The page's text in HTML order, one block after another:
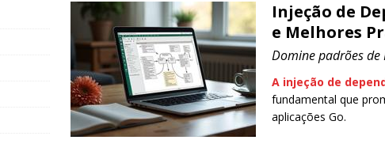
Injeção de
e Melhores
Domine padrões de
A injeção de
fundamental que
aplicações Go.